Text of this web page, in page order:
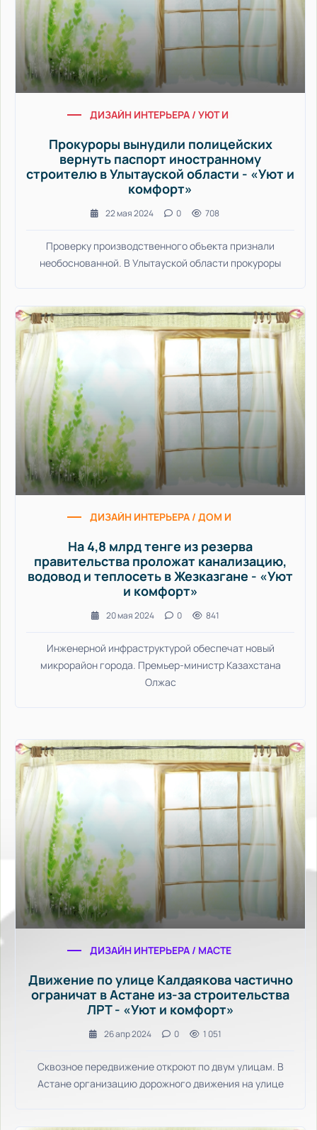
ДИЗАЙН ИНТЕРЬЕРА / УЮТ И КОМФОРТ
Прокуроры вынудили полицейских
вернуть паспорт иностранному
строителю в Улытауской области - «Уют и
комфорт»
22 мая 2024 0 708
Проверку производственного объекта признали
необоснованной. В Улытауской области прокуроры
ДИЗАЙН ИНТЕРЬЕРА / ДОМ И БЫТ / УЮТ И
На 4,8 млрд тенге из резерва
правительства проложат канализацию,
водовод и теплосеть в Жезказгане - «Уют
и комфорт»
20 мая 2024 0 841
Инженерной инфраструктурой обеспечат новый
микрорайон города. Премьер-министр Казахстана
Олжас
ДИЗАЙН ИНТЕРЬЕРА / МАСТЕР-КЛАССЫ /
Движение по улице Калдаякова частично
ограничат в Астане из-за строительства
ЛРТ - «Уют и комфорт»
26 апр 2024 0 1 051
Сквозное передвижение откроют по двум улицам. В
Астане организацию дорожного движения на улице